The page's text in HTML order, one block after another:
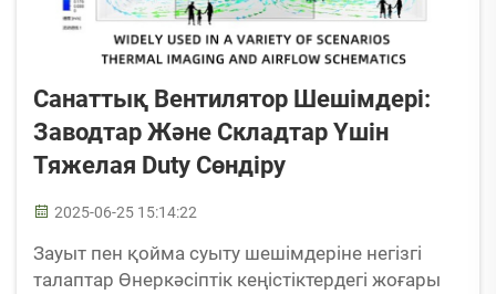
Санаттық Вентилятор Шешімдері:
Заводтар Және Складтар Үшін
Тяжелая Duty Сөндіру
2025-06-25 15:14:22
Зауыт пен қойма суыту шешімдеріне негізгі
талаптар Өнеркәсіптік кеңістіктердегі жоғары